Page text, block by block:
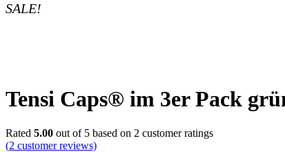
SALE!
Tensi Caps® im 3er Pack
Rated 5.00 out of 5 based on 2 customer ratings
(2 customer reviews)